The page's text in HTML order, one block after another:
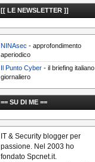
[[ LE NEWSLETTER ]]
NINAsec - approfondimento
aperiodico
Il Punto Cyber - il briefing italiano
giornaliero
== SU DI ME ==
IT & Security blogger per
passione. Nel 2003 ho
fondato Spcnet.it.